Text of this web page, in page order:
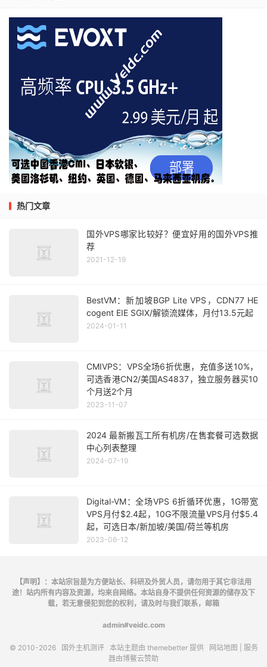
热门文章
国外VPS哪家比较好？便宜好用的国外VPS推
荐
2021-12-19
BestVM：新加坡BGP Lite VPS，CDN77 HE
cogent EIE SGIX/解锁流媒体，月付13.5元起
2024-01-11
CMIVPS：VPS全场6折优惠，充值多送10%，
可选香港CN2/美国AS4837，独立服务器买10
个月送2个月
2023-11-07
2024 最新搬瓦工所有机房/在售套餐可选数据
中心列表整理
2024-07-19
Digital-VM：全场VPS 6折循环优惠，1G带宽
VPS月付$2.4起，10G不限流量VPS月付$5.4
起，可选日本/新加坡/美国/荷兰等机房
2023-06-12
【声明】：本站宗旨是为方便站长、科研及外贸人员，请勿用于其它非法用
途！站内所有内容及资源，均来自网络。本站自身不提供任何资源的储存及下
载，若无意侵犯到您的权利，请及时与我们联系，邮箱
admin#veidc.com
© 2010-2026 国外主机测评本站主题由 themebetter提供 网站地图 | 服务
器由博鳌云赞助